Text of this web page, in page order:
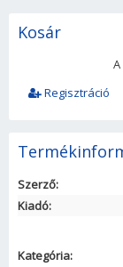
Kosár
Regisztráció
Szerző:
Kiadó:
Kategória: